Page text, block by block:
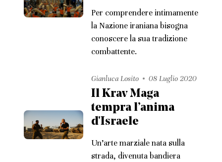
Per comprendere intimamente
la Nazione iraniana bisogna
conoscere la sua tradizione
combattente.
Gianluca Losito 08 Luglio 2020
Il Krav Maga
tempra l’anima
d'Israele
Un’arte marziale nata sulla
strada, divenuta bandiera